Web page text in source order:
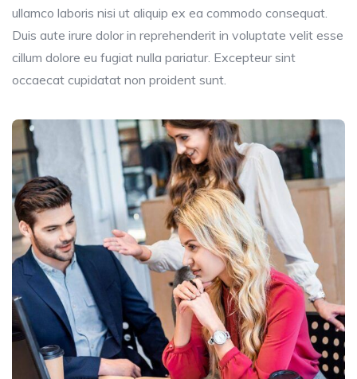
ullamco laboris nisi ut aliquip ex ea commodo consequat.
Duis aute irure dolor in reprehenderit in voluptate velit esse
cillum dolore eu fugiat nulla pariatur. Excepteur sint
occaecat cupidatat non proident sunt.